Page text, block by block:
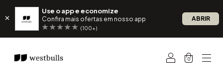
Use o app e economize
Confira mais ofertas em nosso app
(100+)
ABRIR
0